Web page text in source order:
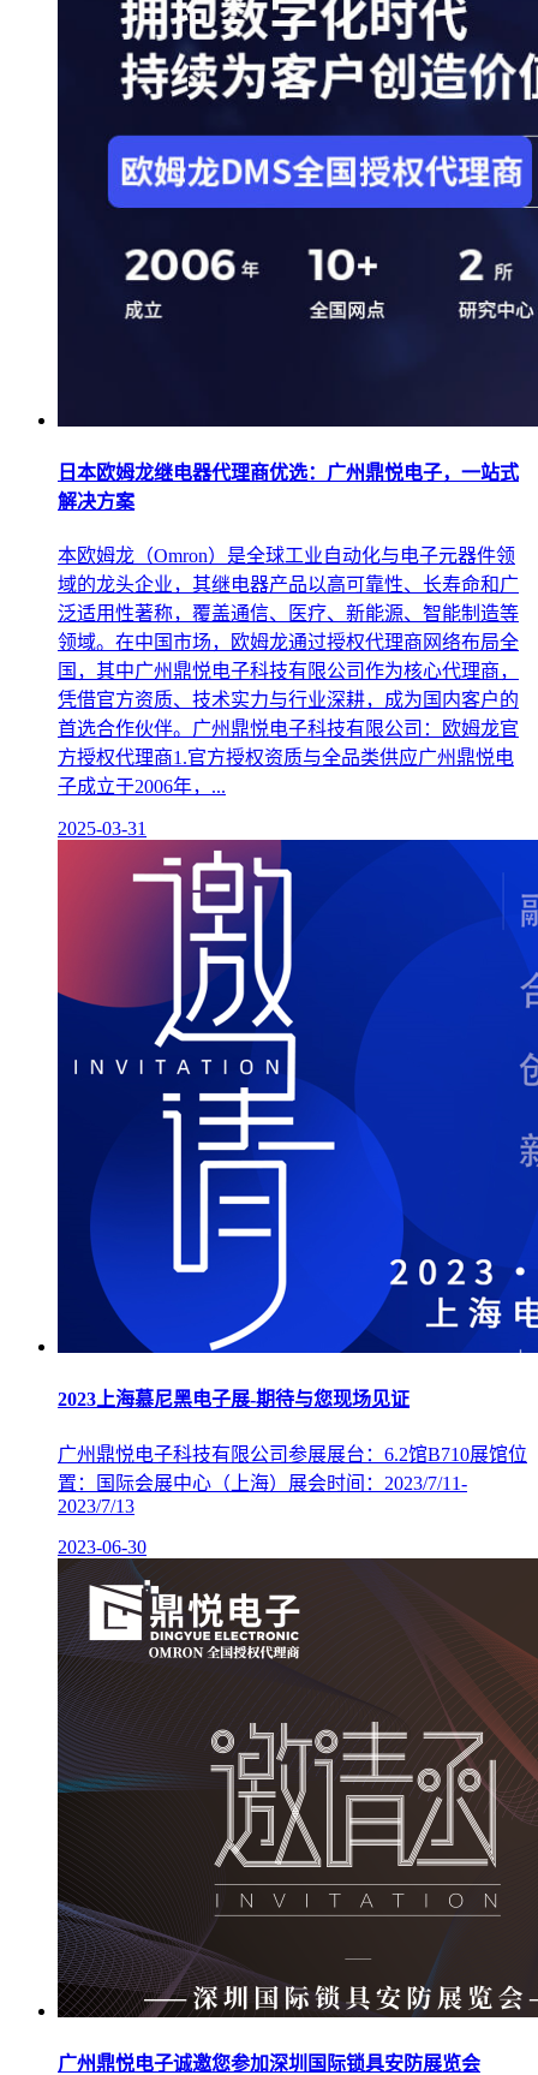
日本欧姆龙继电器代理商优选：广州鼎悦电子，一站式
解决方案
本欧姆龙（Omron）是全球工业自动化与电子元器件领
域的龙头企业，其继电器产品以高可靠性、长寿命和广
泛适用性著称，覆盖通信、医疗、新能源、智能制造等
领域。在中国市场，欧姆龙通过授权代理商网络布局全
国，其中广州鼎悦电子科技有限公司作为核心代理商，
凭借官方资质、技术实力与行业深耕，成为国内客户的
首选合作伙伴。广州鼎悦电子科技有限公司：欧姆龙官
方授权代理商1.官方授权资质与全品类供应广州鼎悦电
子成立于2006年，...
2025-03-31
2023上海慕尼黑电子展-期待与您现场见证
广州鼎悦电子科技有限公司参展展台：6.2馆B710展馆位
置：国际会展中心（上海）展会时间：2023/7/11-
2023/7/13
2023-06-30
广州鼎悦电子诚邀您参加深圳国际锁具安防展览会